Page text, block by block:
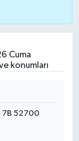
Cuma
konumları
7B 52700